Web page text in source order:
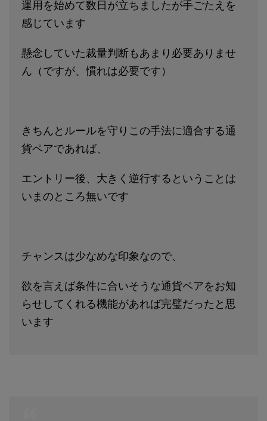
運用を始めて数日が立ちましたが手ごたえを
感じています
懸念していた裁量判断もあまり必要ありませ
ん（ですが、慣れは必要です）
きちんとルールを守りこの手法に適合する通
貨ペアであれば、
エントリー後、大きく逆行するということは
いまのところ無いです
チャンスは少なめな印象なので、
欲を言えば条件に合いそうな通貨ペアをお知
らせしてくれる機能があれば完璧だったと思
います